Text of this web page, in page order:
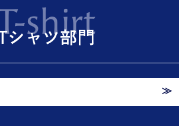
シャツ部門
shirt
シャツ
≫